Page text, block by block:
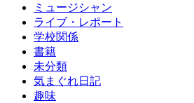
ミュージシャン
ライブ・レポート
学校関係
書籍
未分類
気まぐれ日記
趣味